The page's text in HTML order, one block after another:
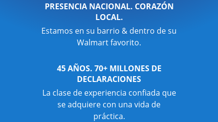
PRESENCIA NACIONAL. CORAZÓN
LOCAL.
Estamos en su barrio & dentro de su
Walmart favorito.
45 AÑOS. 70+ MILLONES DE
DECLARACIONES
La clase de experiencia confiada que
se adquiere con una vida de
práctica.